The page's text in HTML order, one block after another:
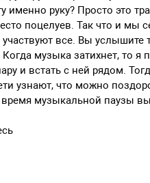
именно руку? Просто это
поцелуев. Так что и мы
все. Вы
музыка затихнет, то
и встать с ней рядом.
узнают, что можно
музыкальной паузы